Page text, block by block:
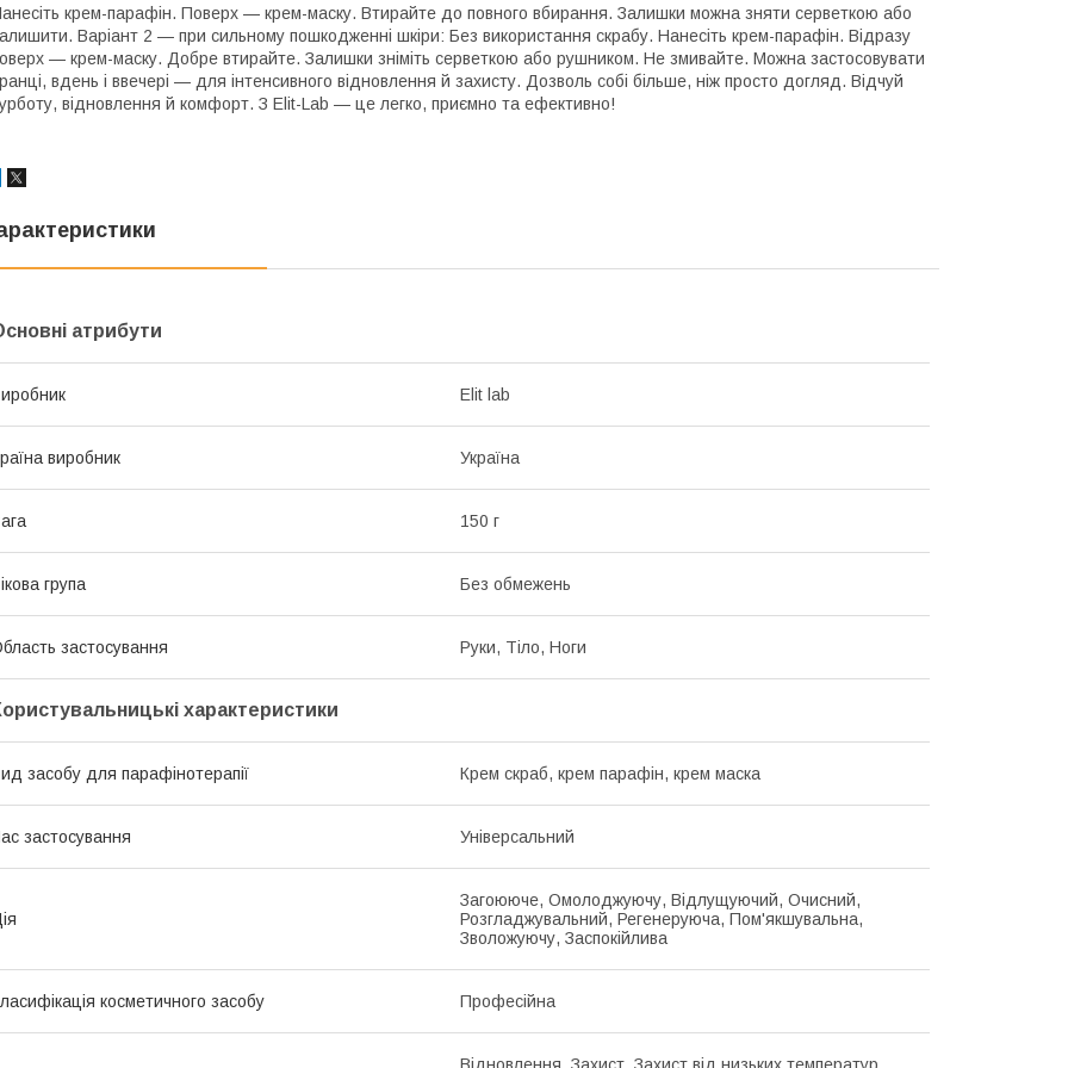
крем-парафін. Поверх — крем-маску. Втирайте до повного вбирання. Залишки можна зняти серветкою або
Варіант 2 — при сильному пошкодженні шкіри: Без використання скрабу. Нанесіть крем-парафін. Відразу
— крем-маску. Добре втирайте. Залишки зніміть серветкою або рушником. Не змивайте. Можна застосовувати
вдень і ввечері — для інтенсивного відновлення й захисту. Дозволь собі більше, ніж просто догляд. Відчуй
відновлення й комфорт. З Elit-Lab — це легко, приємно та ефективно!
атрибути
Elit lab
виробник Україна
150 г
група Без обмежень
застосування Руки, Тіло, Ноги
характеристики
засобу для парафінотерапії Крем скраб, крем парафін, крем маска
застосування Універсальний
Загоююче, Омолоджуючу, Відлущуючий, Очисний,
Розгладжувальний, Регенеруюча, Пом'якшувальна,
Зволожуючу, Заспокійлива
косметичного засобу Професійна
Відновлення, Захист, Захист від низьких температур,